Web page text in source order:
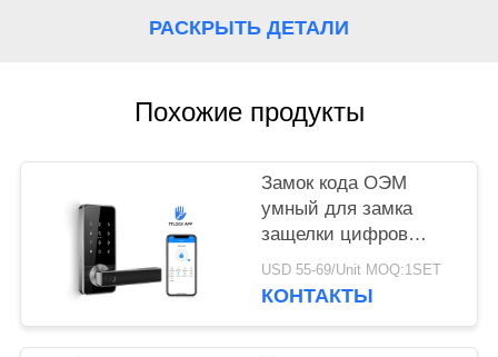
УЕДИНЕНИЯРАСКРЫТЬ ДЕТАЛИ
Похожие продукты
Замок кода ОЭМ
умный для замка
защелки цифров
домашнего/на
открытом воздухе
USD 55-69/Unit MOQ:1SET
КОНТАКТЫ